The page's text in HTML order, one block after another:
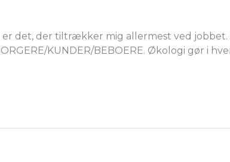
er det, der tiltrækker mig allermest ved
KUNDER/BEBOERE. Økologi gør i